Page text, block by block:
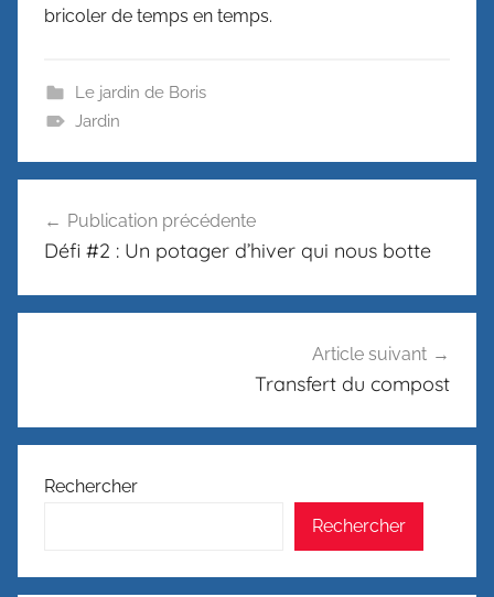
bricoler de temps en temps.
Le jardin de Boris
Jardin
de
Publication précédente
Défi #2 : Un potager d’hiver qui nous botte
Article suivant
Transfert du compost
Rechercher
Rechercher